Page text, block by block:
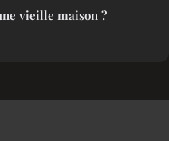
vieille maison ?